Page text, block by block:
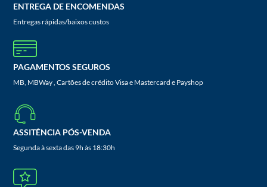
ENTREGA DE ENCOMENDAS
Entregas rápidas/baixos custos
PAGAMENTOS SEGUROS
MB, MBWay , Cartões de crédito Visa e Mastercard e Payshop
ASSITÊNCIA PÓS-VENDA
Segunda à sexta das 9h às 18:30h